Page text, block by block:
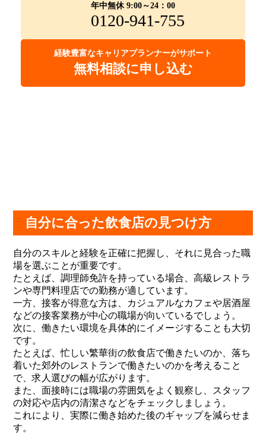
年中無休 9:00～24：00
0120-941-755
経験豊富なキャリアプランナーがサポート
無料相談に申し込む
自分に合った飲食店の見つけ方
自分のスキルと経験を正確に把握し、それに見合った職
場を選ぶことが重要です。
たとえば、調理師免許を持っている場合、高級レストラ
ンや専門料理店での勤務が適しています。
一方、接客が得意な方は、カジュアルなカフェや居酒屋
などの接客業務が中心の職場が向いているでしょう。
次に、働きたい環境を具体的にイメージすることも大切
です。
たとえば、忙しい繁華街の飲食店で働きたいのか、落ち
着いた郊外のレストランで働きたいのかを考えること
で、求人選びの幅が広がります。
また、面接時には職場の雰囲気をよく観察し、スタッフ
の対応や店内の清潔さなどをチェックしましょう。
これにより、実際に働き始めた後のギャップを減らせま
す。